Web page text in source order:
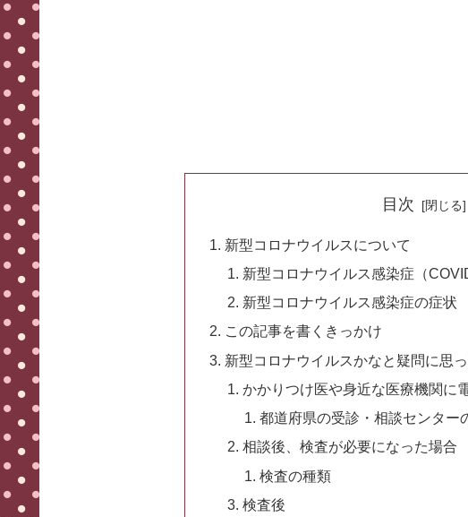
目次
新型コロナウイルスについて
新型コロナウイルス感染症（
新型コロナウイルス感染症の症状
この記事を書くきっかけ
新型コロナウイルスかなと疑問に思
かかりつけ医や身近な医療機関に
都道府県の受診・相談センター
相談後、検査が必要になった場合
検査の種類
検査後